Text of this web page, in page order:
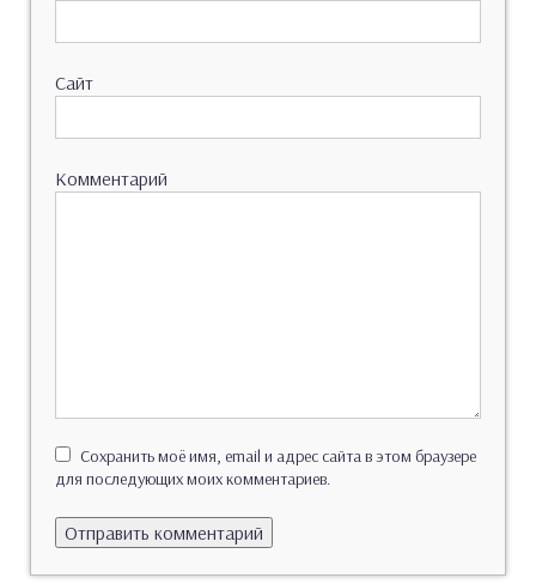
Сайт
Комментарий
Сохранить моё имя, email и адрес сайта в этом браузере
для последующих моих комментариев.